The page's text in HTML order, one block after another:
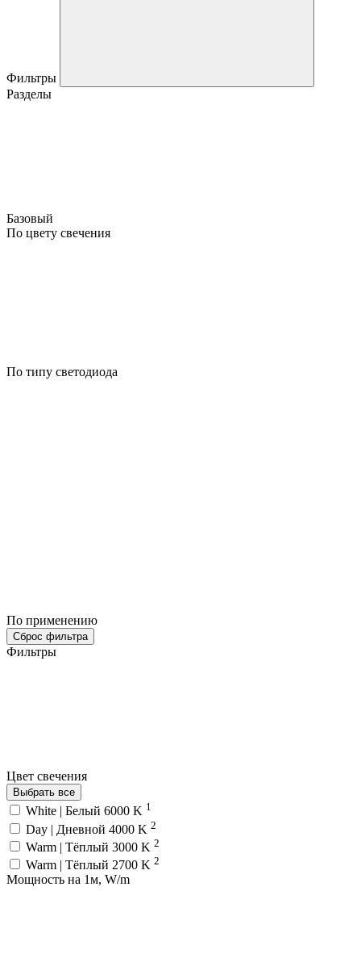
Фильтры
Разделы
Базовый
По цвету свечения
По типу светодиода
По применению
Сброс фильтра
Фильтры
Цвет свечения
Выбрать все
White | Белый 6000 K 1
Day | Дневной 4000 K 2
Warm | Тёплый 3000 K 2
Warm | Тёплый 2700 K 2
Мощность на 1м, W/m